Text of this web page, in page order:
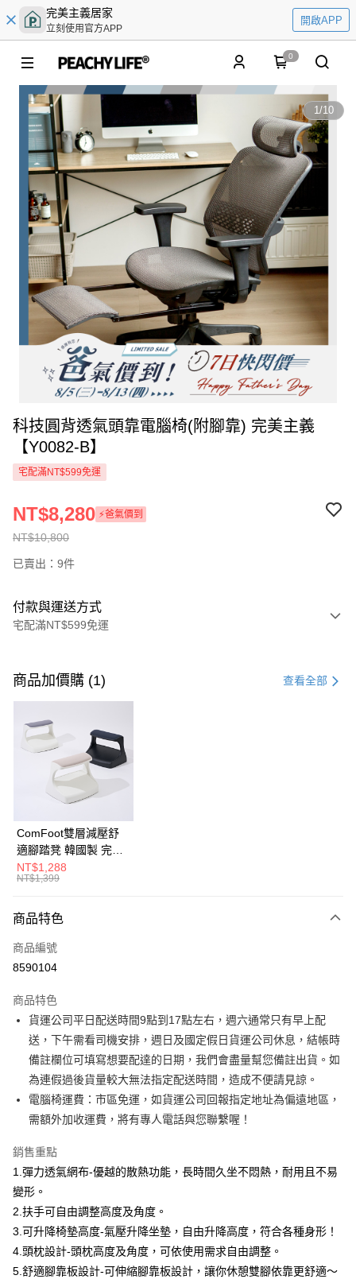
完美主義居家
立刻使用官方APP
開啟APP
0
1/10
科技圓背透氣頭靠電腦椅(附腳靠) 完美主義
【Y0082-B】
宅配滿NT$599免運
NT$10,800
NT$8,280 ⚡爸氣價到
已賣出：9件
付款與運送方式
宅配滿NT$599免運
信用卡一次付款
3 期 0 利率 每期NT$2,933
合作金庫商業銀行
華南商業銀行
上海商業儲蓄銀行
臺灣中小企業銀行
匯豐（台灣）商業銀行
聯邦商業銀行
元大商業銀行
台灣樂天信用卡公司
6 期 0 利率 每期 NT$1,466
合作金庫商業銀行
華南商業銀行
國泰世華商業銀行
臺灣中小企業銀行
匯豐（台灣）商業銀行
聯邦商業銀行
玉山商業銀行
台灣樂天信用卡公司
LINE Pay
街口支付
悠遊付
相關說明
【大哥付你分期使用說明】
2.付款方式選擇「大哥付你分期」，訂單成立後會自動跳轉到大哥付的交易
流程，驗證手機門號後，選擇欲分期的期數、繳款截止日，確認付款後即完
成交易。
3.實際核准額度、可分期數及費用金額請依後續交易確認頁面所載為準。
4.訂單成立30分鐘內，如未前往確認交易或遇審核未通過，訂單將自動取
法說明評估內容。
【繳款方式說明】
1.分期款項不併入電信帳單，「大哥付你分期」於每月結算日後寄送繳費提
醒簡訊。
帳／街口支付／iPASS MONEY」等通路繳費。
【注意事項】
1.本服務係由「台灣大哥大股份有限公司」（以下簡稱本公司）所提供，讓
用戶於交易時，得透過本服務購買商品或服務，並由商店將買賣／分期付款
買賣價金債權讓與本公司後，依約使用本公司帳單繳交帳款。
資料（包含姓名、電話或地址）提供予台灣大哥大進項蒐集、處理及利用，
由本公司與您本人進行分期帳單所需資料之確認、核對及更正。
相關說明
【關於「AFTEE先享後付」】
AFTEE先享後付是「在收到商品之後才付款」的支付方式。 讓您購物簡單
便利好安心！
１．簡單：不需註冊會員、不需綁卡、不需儲值。
２．便利：只要手機號碼，簡訊認證，即可結帳。
３．安心：先確認商品／服務後，再付款。
【「AFTEE先享後付」結帳流程】
結帳頁面，進行簡訊認證並確認金額後，即可完成結帳。
３．收到繳費通知簡訊後14天內，點擊此簡訊中的連結，可透過四大超商／
ATM／網路銀行／等多元方式進行付款，方視為交易完成。
※ 請注意：結帳手續完成當下不需立刻繳費，但若您需要取消訂單，請聯絡
購買商品的店家。未經商家同意取消之訂單仍視為有效，需透過AFTEE先享
後付繳納相關費用。
※ 交易是否成功請以「AFTEE先享後付 」之結帳頁面顯示為準，若有關於
是否繳費成功／繳費後需取消欲退款等相關疑問，請聯繫「AFTEE先享後付
客戶支援中心」https://netprotections.freshdesk.com/support/home
ATM付款
宅配
每筆NT$100，滿NT$599(含以上)免運費
商品加價購 (1) 查看全部
ComFoot雙層減壓舒
適腳踏凳 韓國製 完美
主義【G0222】
NT$1,288
NT$1,399
商品特色
商品編號
8590104
商品特色
貨運公司平日配送時間9點到17點左右，週六通常只有早上配
送，下午需看司機安排，週日及國定假日貨運公司休息，結帳時
備註欄位可填寫想要配達的日期，我們會盡量幫您備註出貨。如
為連假過後貨量較大無法指定配送時間，造成不便請見諒。
電腦椅運費：市區免運，如貨運公司回報指定地址為偏遠地區，
需額外加收運費，將有專人電話與您聯繫喔！
銷售重點
1.彈力透氣網布-優越的散熱功能，長時間久坐不悶熱，耐用且不易
變形。
2.扶手可自由調整高度及角度。
3.可升降椅墊高度-氣壓升降坐墊，自由升降高度，符合各種身形！
4.頭枕設計-頭枕高度及角度，可依使用需求自由調整。
5.舒適腳靠板設計-可伸縮腳靠板設計，讓你休憩雙腳依靠更舒適～